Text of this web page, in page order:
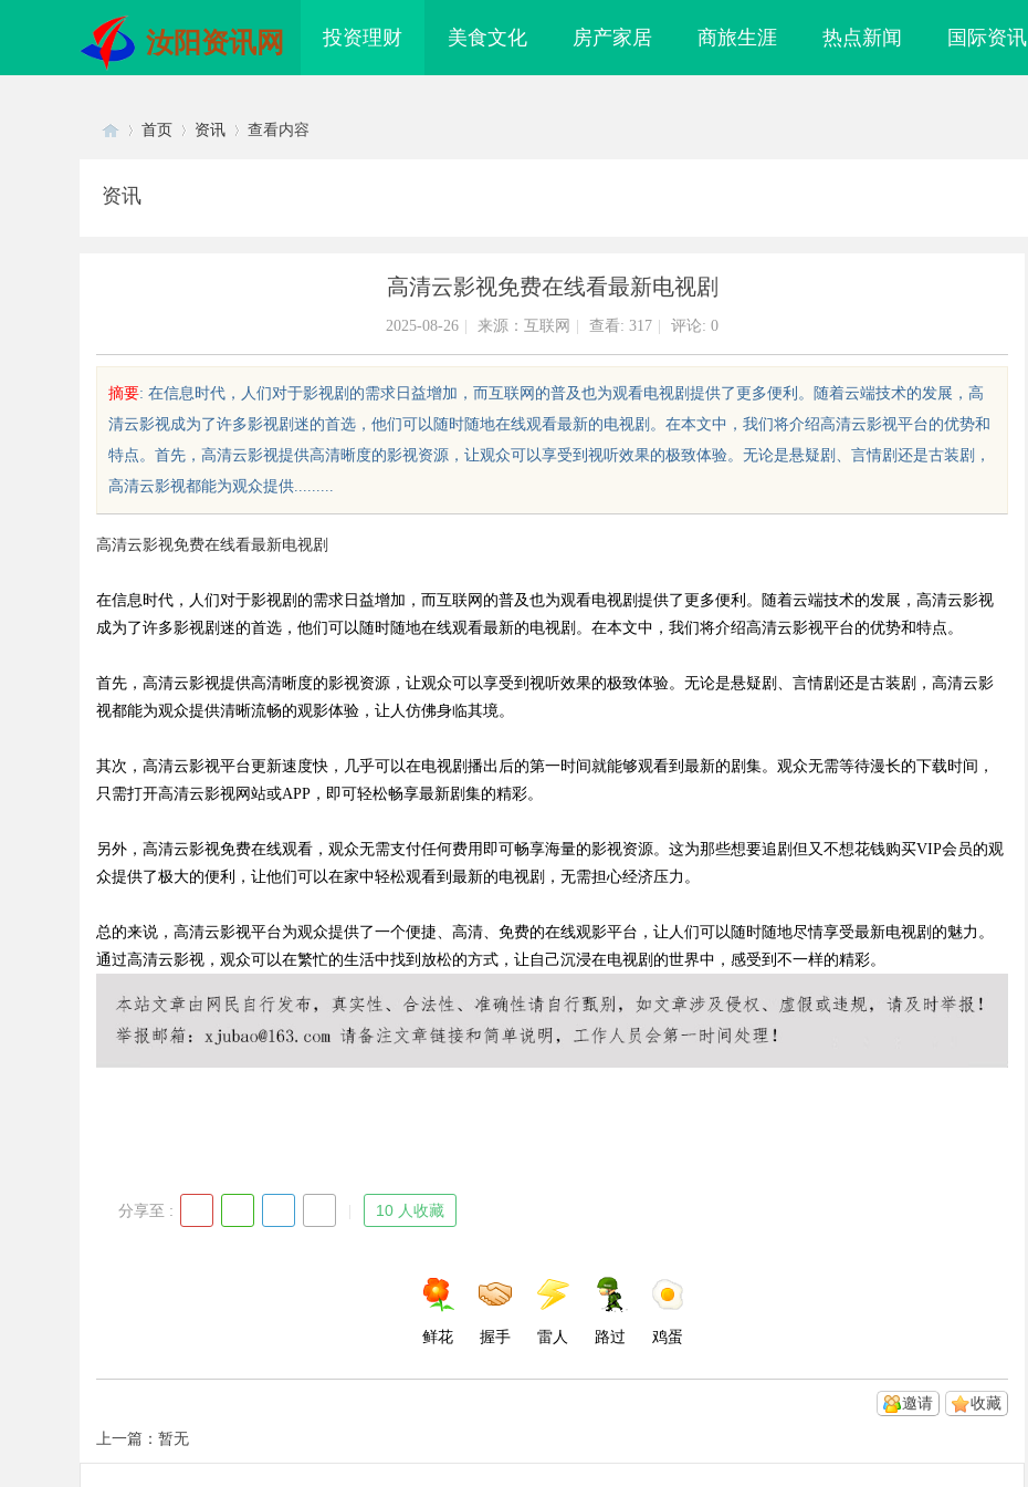
汝阳资讯网 投资理财 美食文化 房产家居 商旅生涯 热点新闻 国际资讯
sc
!
首页 资讯 查看内容
资讯
高清云影视免费在线看最新电视剧
2025-08-26 来源：互联网 查看: 317 评论: 0
摘要: 在信息时代，人们对于影视剧的需求日益增加，而互联网的普及也为观看电视剧提供了更多便利。随着云端技术的发展，高
清云影视成为了许多影视剧迷的首选，他们可以随时随地在线观看最新的电视剧。在本文中，我们将介绍高清云影视平台的优势和
特点。首先，高清云影视提供高清晰度的影视资源，让观众可以享受到视听效果的极致体验。无论是悬疑剧、言情剧还是古装剧，
高清云影视都能为观众提供.........
高清云影视免费在线看最新电视剧
在信息时代，人们对于影视剧的需求日益增加，而互联网的普及也为观看电视剧提供了更多便利。随着云端技术的发展，高清云影视
成为了许多影视剧迷的首选，他们可以随时随地在线观看最新的电视剧。在本文中，我们将介绍高清云影视平台的优势和特点。
首先，高清云影视提供高清晰度的影视资源，让观众可以享受到视听效果的极致体验。无论是悬疑剧、言情剧还是古装剧，高清云影
视都能为观众提供清晰流畅的观影体验，让人仿佛身临其境。
其次，高清云影视平台更新速度快，几乎可以在电视剧播出后的第一时间就能够观看到最新的剧集。观众无需等待漫长的下载时间，
只需打开高清云影视网站或APP，即可轻松畅享最新剧集的精彩。
另外，高清云影视免费在线观看，观众无需支付任何费用即可畅享海量的影视资源。这为那些想要追剧但又不想花钱购买VIP会员的观
众提供了极大的便利，让他们可以在家中轻松观看到最新的电视剧，无需担心经济压力。
总的来说，高清云影视平台为观众提供了一个便捷、高清、免费的在线观影平台，让人们可以随时随地尽情享受最新电视剧的魅力。
通过高清云影视，观众可以在繁忙的生活中找到放松的方式，让自己沉浸在电视剧的世界中，感受到不一样的精彩。
分享至 : 10 人收藏
鲜花 握手 雷人 路过 鸡蛋
收藏
邀请
上一篇：暂无
眼镜 上海配眼镜